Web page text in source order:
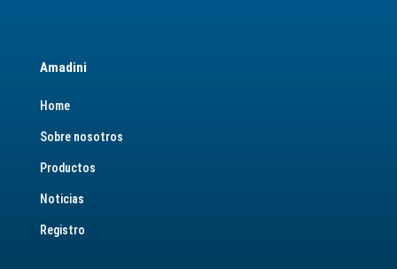
Amadini
Home
Sobre nosotros
Productos
Noticias
Registro